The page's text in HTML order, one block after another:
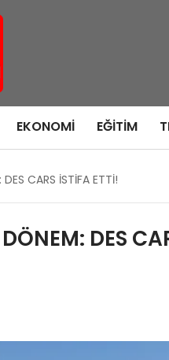
EKONOMI EĞITIM
DES CARS İSTİFA ETTİ!
DES